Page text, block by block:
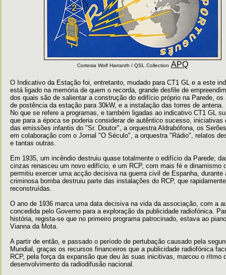
Cortesia Wolf Harranth / QSL Collection APQ
O Indicativo da Estação foi, entretanto, mudado para CT1 GL e a este
está ligado na memória de quem o recorda, grande desfile de
dos quais são de salientar a construção do edifício próprio na Parede, os
de postência da estação para 30kW, e a instalação das torres de antena.
No que se refere a programas, e também ligadas ao indicativo CT1 GL
que para a época se poderia considerar de autêntico sucesso, iniciativas
das emissões infantis do "Sr. Doutor", a orquestra Aldrabófona, os
em colaboração com o Jornal "O Século", a orquestra "Rádio", relatos
e tantas outras.
Em 1935, um incêndio destruiu quase totalmente o edifício da Parede;
cinzas renasceu um novo edifício, e um RCP, com mais fé e dinamismo
permitiu exercer uma acção decisiva na guerra civil de Espanha, durante
criminosa bomba destruiu parte das instalações do RCP, que
reconstruídas.
O ano de 1936 marca uma data decisiva na vida da associação, com a
concedida pelo Governo para a exploração da publicidade radiofónica.
história, regista-se que no primeiro programa patrocinado, estava ao
Vianna da Mota.
A partir de então, e passado o período de pertubação causado pela
Mundial, graças os recursos financeiros que a publicidade radiofónica
RCP, pela força da expansão que deu às suas inicitivas, marcou o rítmo
desenvolvimento da radiodifusão nacional.